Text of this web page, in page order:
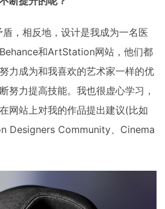
，相反地，设计是我成为一名医
和ArtStation网站，他们都
力成为和我喜欢的艺术家一样的优
努力提高技能。我也很虚心学习，
网站上对我的作品提出建议(比如
Designers Community、Cinema